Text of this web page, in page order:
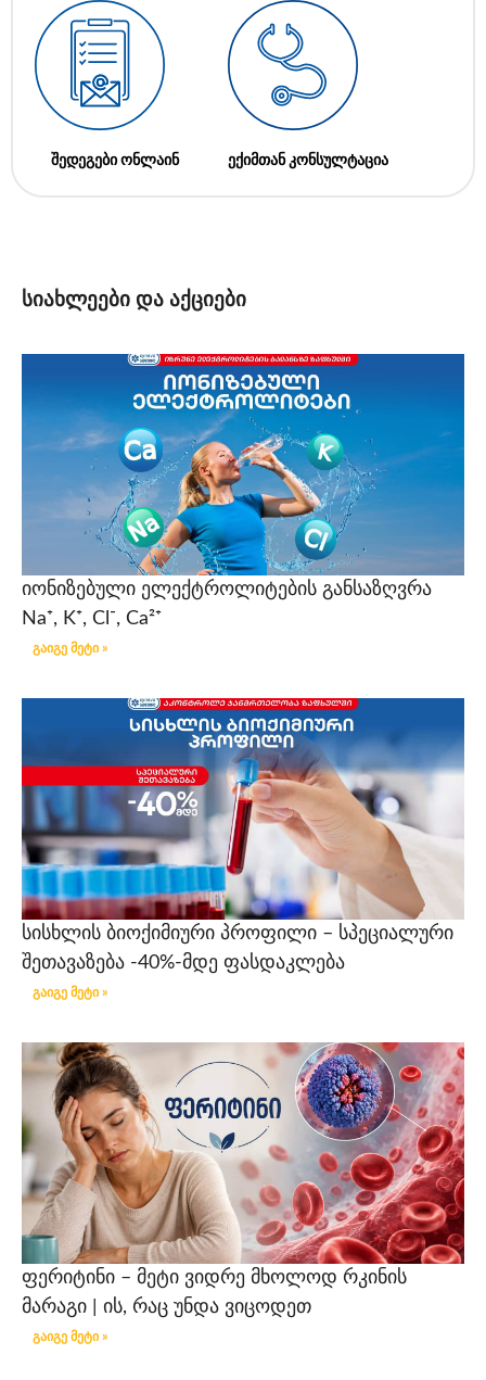
შედეგები ონლაინ ექიმთან კონსულტაცია
სიახლეები და აქციები
იონიზებული ელექტროლიტების განსაზღვრა
Na⁺, K⁺, Cl⁻, Ca²⁺
გაიგე მეტი »
სისხლის ბიოქიმიური პროფილი – სპეციალური
შეთავაზება -40%-მდე ფასდაკლება
გაიგე მეტი »
ფერიტინი – მეტი ვიდრე მხოლოდ რკინის
მარაგი | ის, რაც უნდა ვიცოდეთ
გაიგე მეტი »